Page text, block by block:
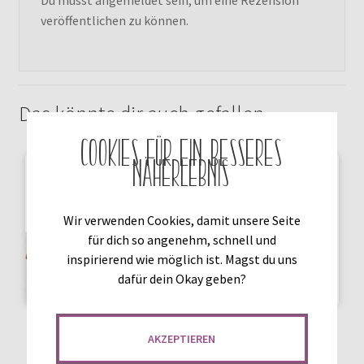
veröffentlichen zu können.
Das könnte dir auch gefallen …
LUCKY PETS CLUB –
KOMPLETTPAKET
LUCKY PETS CLUB – HUND
Cookies für ein besseres
Näherlebnis
Wir verwenden Cookies, damit unsere Seite
für dich so angenehm, schnell und
inspirierend wie möglich ist. Magst du uns
dafür dein Okay geben?
AKZEPTIEREN